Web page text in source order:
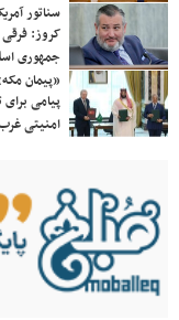
سناتور
کروز: فرقی
جمهوری
«پیمان
پیامی برای
امنیتی